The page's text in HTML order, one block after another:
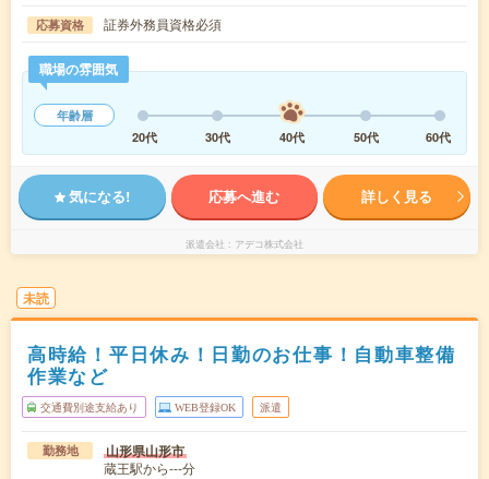
応募資格 証券外務員資格必須
職場の雰囲気
年齢層
20代
30代 40代 50代 60代
気になる! 応募へ進む 詳しく見る
派遣会社 アデコ株式会社
未読
高時給！平日休み！日勤のお仕事！自動車整備
作業など
交通費別途支給あり WEB登録OK 派遣
勤務地 山形県山形市
蔵王駅から---分